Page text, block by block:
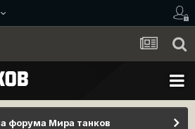
форума Мира танков